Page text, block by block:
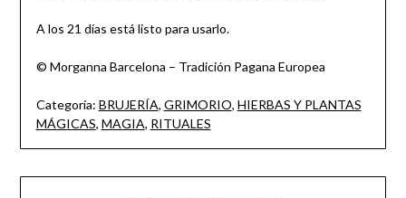
A los 21 días está listo para usarlo.
© Morganna Barcelona – Tradición Pagana Europea
Categoría: BRUJERÍA, GRIMORIO, HIERBAS Y PLANTAS
MÁGICAS, MAGIA, RITUALES